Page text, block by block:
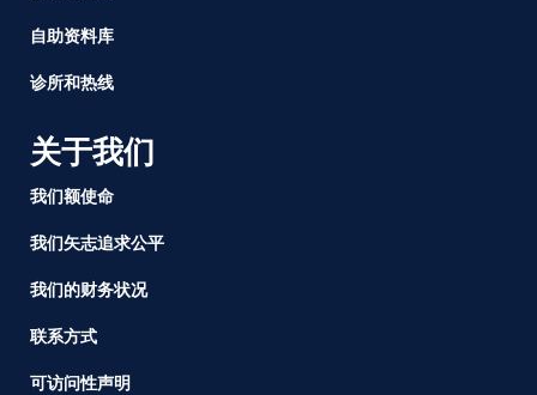
自助资料库
诊所和热线
关于我们
我们额使命
我们矢志追求公平
我们的财务状况
联系方式
可访问性声明